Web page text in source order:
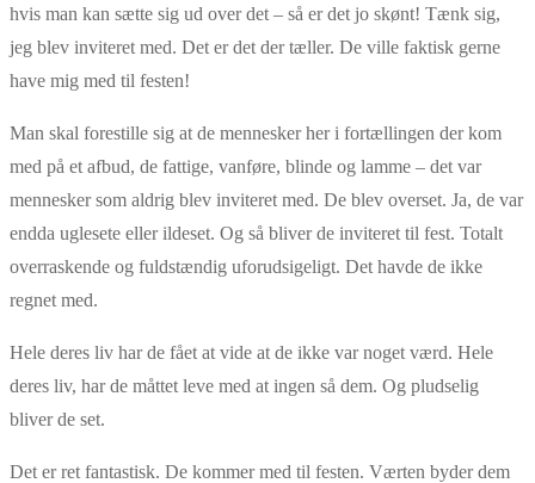
hvis man kan sætte sig ud over det – så er det jo skønt! Tænk sig,
jeg blev inviteret med. Det er det der tæller. De ville faktisk gerne
have mig med til festen!
Man skal forestille sig at de mennesker her i fortællingen der kom
med på et afbud, de fattige, vanføre, blinde og lamme – det var
mennesker som aldrig blev inviteret med. De blev overset. Ja, de var
endda uglesete eller ildeset. Og så bliver de inviteret til fest. Totalt
overraskende og fuldstændig uforudsigeligt. Det havde de ikke
regnet med.
Hele deres liv har de fået at vide at de ikke var noget værd. Hele
deres liv, har de måttet leve med at ingen så dem. Og pludselig
bliver de set.
Det er ret fantastisk. De kommer med til festen. Værten byder dem